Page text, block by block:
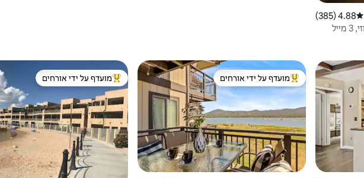
דירוג ממוצע של 4.88 מתוך 5, 385 ביקורות
4.88 (385)
דירת קונדו לצד האגם 2B/2B - ג'קוזי, 3 מייל
מוביל בקרב נכסים מועדפים על ידי אורחים
מועדף על ידי אורחים מוביל בקרב נכסים מועדפים על ידי
מועדף על ידי אורחים